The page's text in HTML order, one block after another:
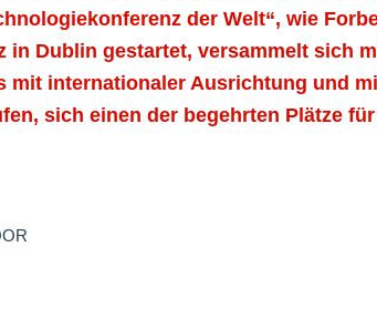
der Welt“, wie
in Dublin gestartet, versammelt sich
mit internationaler Ausrichtung und
sich einen der begehrten Plätze